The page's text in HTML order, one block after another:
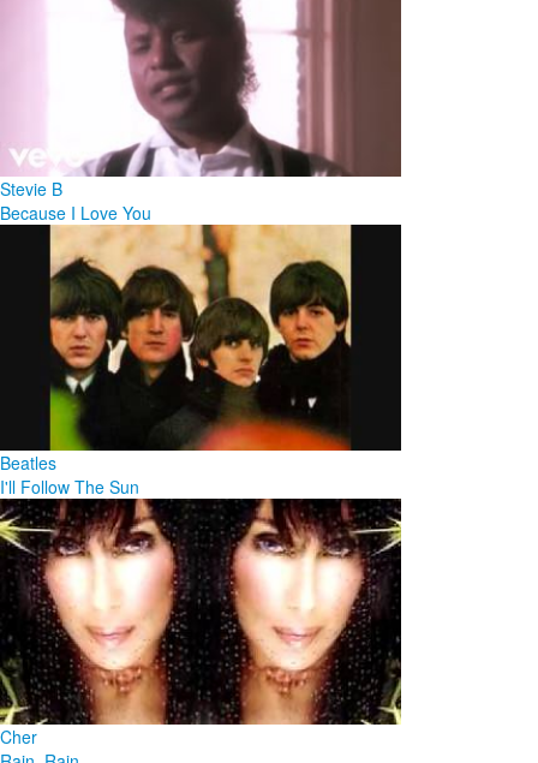
Stevie B
Because I Love You
Beatles
I'll Follow The Sun
Cher